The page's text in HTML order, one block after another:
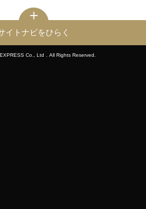
イトナビをひらく
Co., Ltd．All Rights Reserved.